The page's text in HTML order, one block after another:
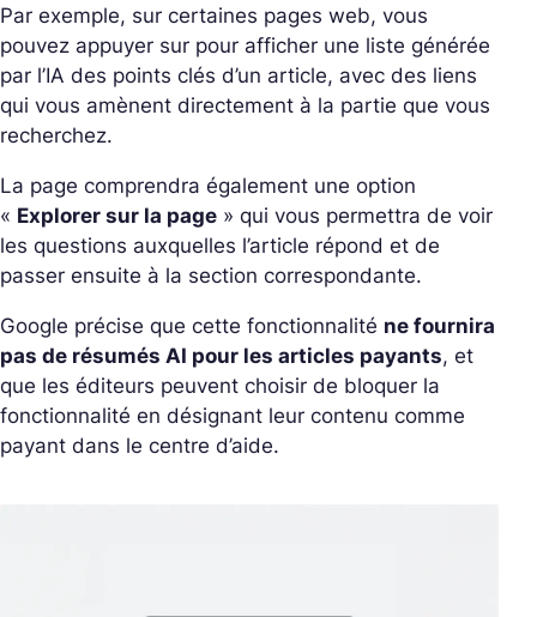
Par exemple, sur certaines pages web, vous
pouvez appuyer sur pour afficher une liste générée
par l’IA des points clés d’un article, avec des liens
qui vous amènent directement à la partie que vous
recherchez.
La page comprendra également une option
« Explorer sur la page » qui vous permettra de voir
les questions auxquelles l’article répond et de
passer ensuite à la section correspondante.
Google précise que cette fonctionnalité ne fournira
pas de résumés AI pour les articles payants, et
que les éditeurs peuvent choisir de bloquer la
fonctionnalité en désignant leur contenu comme
payant dans le centre d’aide.